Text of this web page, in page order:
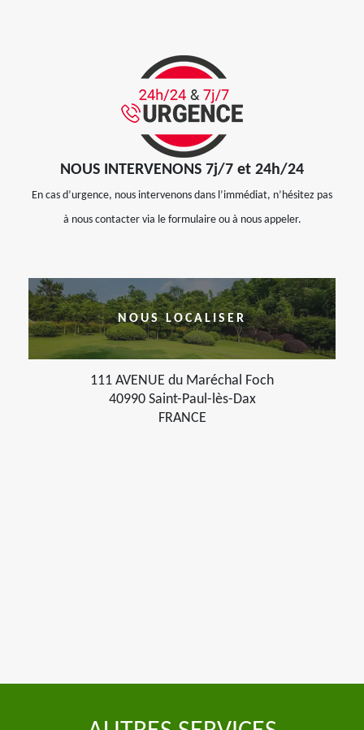
NOUS INTERVENONS 7j/7 et 24h/24
En cas d’urgence, nous intervenons dans l’immédiat, n’hésitez pas
à nous contacter via le formulaire ou à nous appeler.
NOUS LOCALISER
111 AVENUE du Maréchal Foch
40990 Saint-Paul-lès-Dax
FRANCE